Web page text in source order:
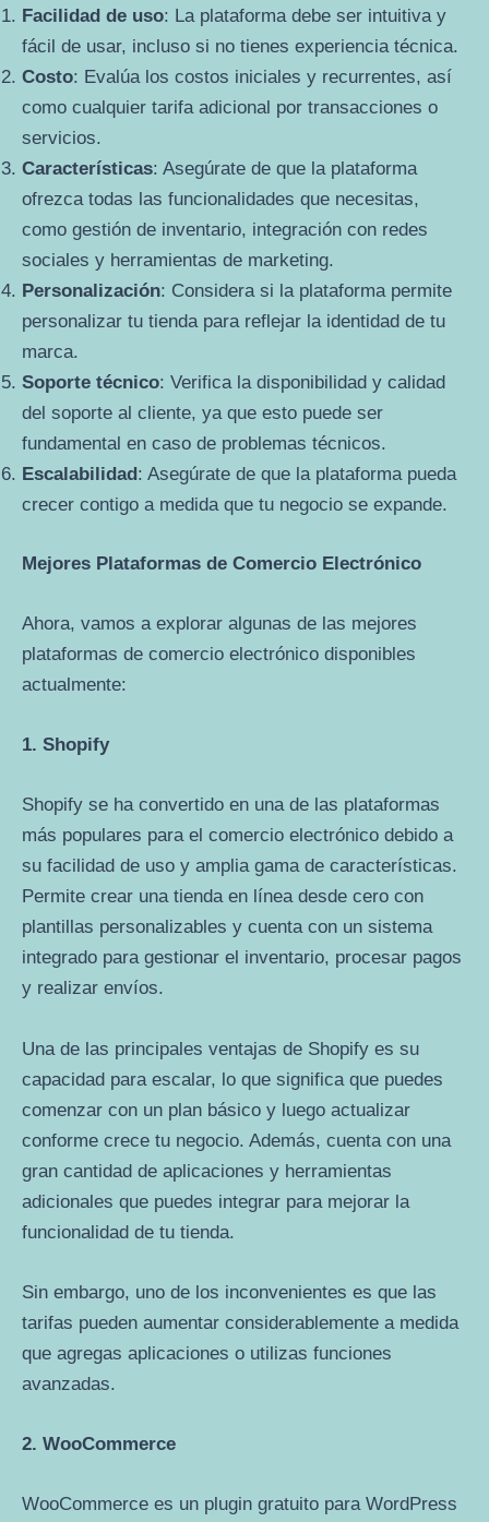
Facilidad de uso: La plataforma debe ser intuitiva y
fácil de usar, incluso si no tienes experiencia técnica.
Costo: Evalúa los costos iniciales y recurrentes, así
como cualquier tarifa adicional por transacciones o
servicios.
Características: Asegúrate de que la plataforma
ofrezca todas las funcionalidades que necesitas,
como gestión de inventario, integración con redes
sociales y herramientas de marketing.
Personalización: Considera si la plataforma permite
personalizar tu tienda para reflejar la identidad de tu
marca.
Soporte técnico: Verifica la disponibilidad y calidad
del soporte al cliente, ya que esto puede ser
fundamental en caso de problemas técnicos.
Escalabilidad : Asegúrate de que la plataforma pueda
crecer contigo a medida que tu negocio se expande.
Mejores Plataformas de Comercio Electrónico
Ahora, vamos a explorar algunas de las mejores
plataformas de comercio electrónico disponibles
actualmente:
1. Shopify
Shopify se ha convertido en una de las plataformas
más populares para el comercio electrónico debido a
su facilidad de uso y amplia gama de características.
Permite crear una tienda en línea desde cero con
plantillas personalizables y cuenta con un sistema
integrado para gestionar el inventario, procesar pagos
y realizar envíos.
Una de las principales ventajas de Shopify es su
capacidad para escalar, lo que significa que puedes
comenzar con un plan básico y luego actualizar
conforme crece tu negocio. Además, cuenta con una
gran cantidad de aplicaciones y herramientas
adicionales que puedes integrar para mejorar la
funcionalidad de tu tienda.
Sin embargo, uno de los inconvenientes es que las
tarifas pueden aumentar considerablemente a medida
que agregas aplicaciones o utilizas funciones
avanzadas.
2. WooCommerce
WooCommerce es un plugin gratuito para WordPress